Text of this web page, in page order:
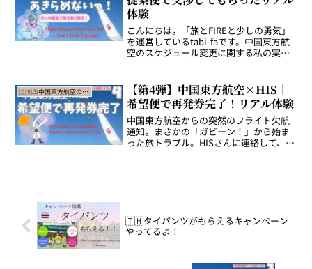
体験
こんにちは。「旅とFIREと少しの勇気」
を運営しているtabi-faです。中国東方航
空のスケジュール変更に関する私の実体
旅が整っていくプロセスを感じました。
誰かが似...
🇨🇳⚠️中国東方航空の突然のフライト変更トラブルとその解決記
【第4弾】中国東方航空×HIS｜
希望便で再発券完了！リアル体験
中国東方航空からの突然のフライト欠航
通知。まさかの「ガビーン！」から始ま
った旅トラブル。HISさんに連絡して、さ
🇹🇭タイパンツがもらえるキャンペーン
やってるよ！